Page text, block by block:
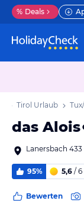
% Deals
Tirol Urlaub
das Alois
Lanersbach
95% 5,6 / 6
Bewerten